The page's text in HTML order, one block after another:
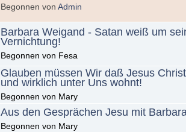
Begonnen von Admin
Barbara Weigand - Satan weiß um
Vernichtung!
Begonnen von Fesa
Glauben müssen Wir daß Jesus
und wirklich unter Uns wohnt!
Begonnen von Mary
Aus den Gesprächen Jesu mit
Begonnen von Mary